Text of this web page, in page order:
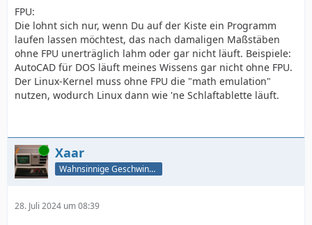
FPU:
Die lohnt sich nur, wenn Du auf der Kiste ein Programm
laufen lassen möchtest, das nach damaligen Maßstäben
ohne FPU unerträglich lahm oder gar nicht läuft. Beispiele:
AutoCAD für DOS läuft meines Wissens gar nicht ohne FPU.
Der Linux-Kernel muss ohne FPU die "math emulation"
nutzen, wodurch Linux dann wie 'ne Schlaftablette läuft.
Online Xaar
Wahnsinnige Geschwindigkeit - und los!
28. Juli 2024 um 08:39